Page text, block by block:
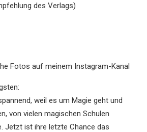
des Verlags)
Fotos auf meinem Instagram-Kanal
weil es um Magie geht und
von vielen magischen Schulen
Jetzt ist ihre letzte Chance das